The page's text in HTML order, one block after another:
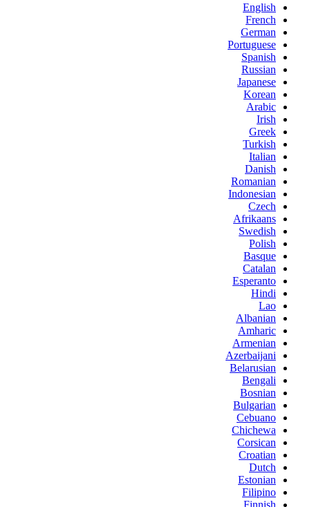
English
French
German
Portuguese
Spanish
Russian
Japanese
Korean
Arabic
Irish
Greek
Turkish
Italian
Danish
Romanian
Indonesian
Czech
Afrikaans
Swedish
Polish
Basque
Catalan
Esperanto
Hindi
Lao
Albanian
Amharic
Armenian
Azerbaijani
Belarusian
Bengali
Bosnian
Bulgarian
Cebuano
Chichewa
Corsican
Croatian
Dutch
Estonian
Filipino
Finnish